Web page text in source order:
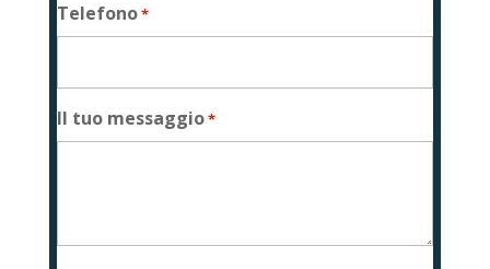
Telefono*
Il tuo messaggio*